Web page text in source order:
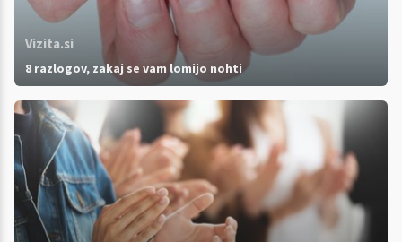
Vizita.si
8 razlogov, zakaj se vam lomijo nohti